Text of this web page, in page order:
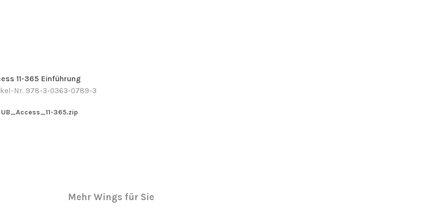
11-365 Einführung
Nr. 978-3-0363-0789-3
UB_Access_11-365.zip
Mehr Wings für Sie